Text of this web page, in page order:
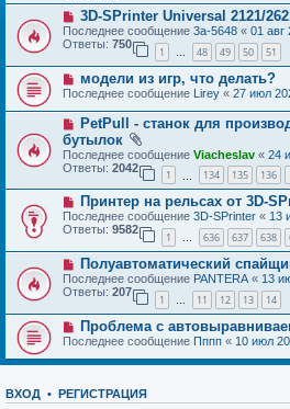
3D-SPrinter Universal 2121/
Последнее сообщение 3a-5648 « 01 авг
Ответы: 750
1 … 48 49 50 51
модели из игр, что делать?
Последнее сообщение Lirey « 27 июл
PetPull - cтанок для
бутылок
Последнее сообщение Viacheslav « 24
Ответы: 2042
1 134 135 136
Принтер на рельсах от 3D-
Последнее сообщение 3D-SPrinter « 13
Ответы: 9582
1 … 636 637 638
Полуавтоматический
Последнее сообщение PANTERA « 13
Ответы: 207
1 … 11 12 13 14
Проблема с
Последнее сообщение Пппп « 10 июл
ВХОД • РЕГИСТРАЦИЯ